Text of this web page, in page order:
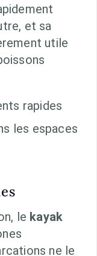
et sa
utile
rapides
les espaces
le kayak
ne le